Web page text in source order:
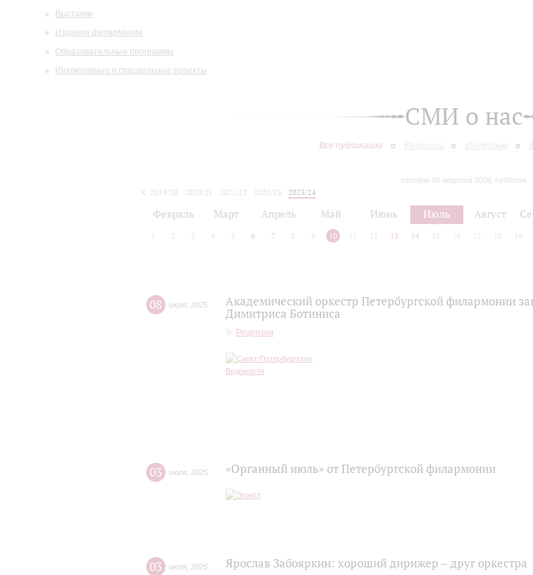
Выставки
Издания филармонии
Образовательные программы
Инклюзивные и специальные проекты
СМИ о нас
Все публикации Рецензии Интервью
сегодня 08 августа 2026, суббота
2019/20 2020/21 2021/22 2022/23
2023/24
Февраль Март Апрель Май Июнь Июль Август
2 3 4 5 6 7 8 9 10 12 13 14 15 16 17 18 19
08 июля 2025
Академический оркестр Петербургской филармонии
Димитриса Ботиниса
Рецензии
03 июля 2025 «Органный июль» от Петербургской филармонии
03 июля 2025 Ярослав Забояркин: хороший дирижер – друг оркестра